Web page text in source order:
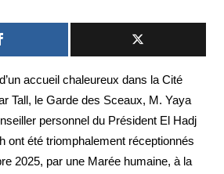
accueil chaleureux dans la Cité
Tall, le Garde des Sceaux, M. Yaya
personnel du Président El Hadj
ont été triomphalement réceptionnés
2025, par une Marée humaine, à la